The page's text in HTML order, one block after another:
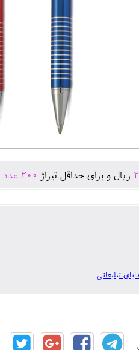
ريال و برای حداقل تيراژ 200 عدد
تبلیغاتی